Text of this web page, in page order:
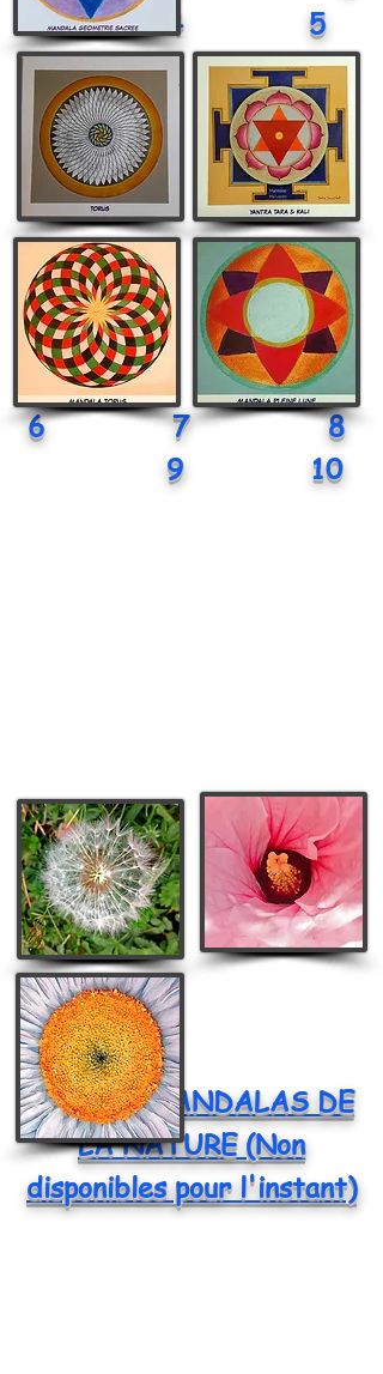
4 5
6 7 8
9 10
11 12
13 14
15
CARTES MANDALAS DE
LA NATURE (Non
disponibles pour l'instant)